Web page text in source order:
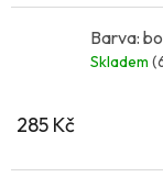
Barva:
Skladem
285 Kč